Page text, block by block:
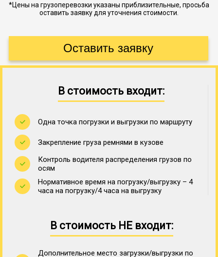
*Цены на грузоперевозки указаны приблизительные, просьба
оставить заявку для уточнения стоимости.
В стоимость входит:
Одна точка погрузки и выгрузки по маршруту
Закрепление груза ремнями в кузове
Контроль водителя распределения грузов по
осям
Нормативное время на погрузку/выгрузку – 4
часа на погрузку/4 часа на выгрузку
В стоимость НЕ входит:
Дополнительное место загрузки/выгрузки по